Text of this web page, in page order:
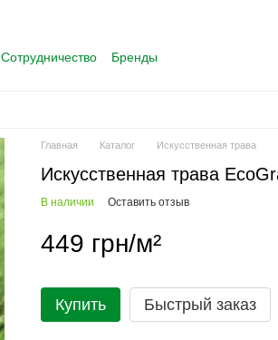
Сотрудничество
Бренды
Главная Каталог Искусственная трава
Искусственная трава
В наличии Оставить отзыв
449 грн/м²
Купить Быстрый заказ